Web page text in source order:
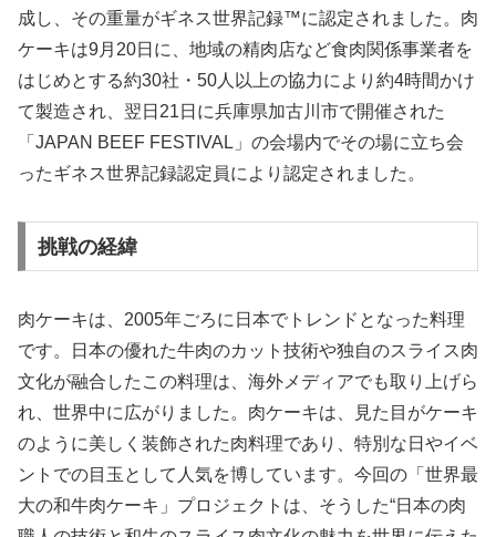
成し、その重量がギネス世界記録™に認定されました。肉
ケーキは9月20日に、地域の精肉店など食肉関係事業者を
はじめとする約30社・50人以上の協力により約4時間かけ
て製造され、翌日21日に兵庫県加古川市で開催された
「JAPAN BEEF FESTIVAL」の会場内でその場に立ち会
ったギネス世界記録認定員により認定されました。
挑戦の経緯
肉ケーキは、2005年ごろに日本でトレンドとなった料理
です。日本の優れた牛肉のカット技術や独自のスライス肉
文化が融合したこの料理は、海外メディアでも取り上げら
れ、世界中に広がりました。肉ケーキは、見た目がケーキ
のように美しく装飾された肉料理であり、特別な日やイベ
ントでの目玉として人気を博しています。今回の「世界最
大の和牛肉ケーキ」プロジェクトは、そうした“日本の肉